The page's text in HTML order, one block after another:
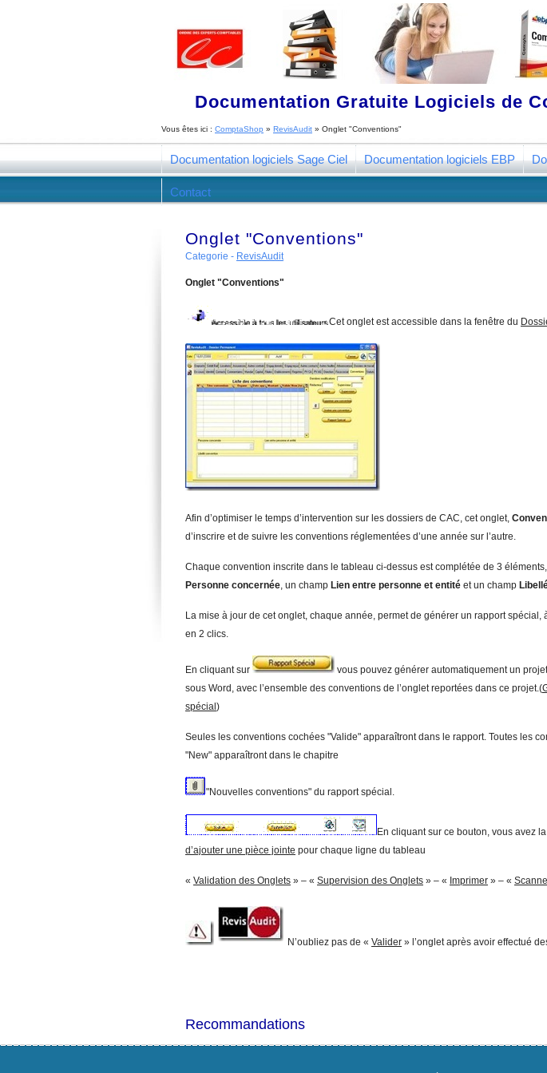
Documentation Gratuite Logiciels de
Vous êtes ici : ComptaShop » RevisAudit » Onglet "Conventions"
Documentation logiciels Sage Ciel Documentation logiciels EBP
Contact
Onglet "Conventions"
Categorie - RevisAudit
Onglet "Conventions"
Cet onglet est accessible dans la fenêtre du
Afin d’optimiser le temps d’intervention sur les dossiers de CAC, cet onglet,
d’inscrire et de suivre les conventions réglementées d’une année sur l’autre.
Chaque convention inscrite dans le tableau ci-dessus est complétée de 3
Personne concernée, un champ Lien entre personne et entité et un champ
La mise à jour de cet onglet, chaque année, permet de générer un rapport spécial,
en 2 clics.
En cliquant sur
vous pouvez générer automatiquement un
sous Word, avec l’ensemble des conventions de l’onglet reportées dans ce projet.(
spécial )
Seules les conventions cochées "Valide" apparaîtront dans le rapport. Toutes les
"New" apparaîtront dans le chapitre
"Nouvelles conventions" du rapport spécial.
En cliquant sur ce bouton, vous avez
d’ajouter une pièce jointe pour chaque ligne du tableau
« Validation des Onglets » – « Supervision des Onglets » – « Imprimer » – «
N’oubliez pas de « Valider » l’onglet après avoir effectué
Recommandations